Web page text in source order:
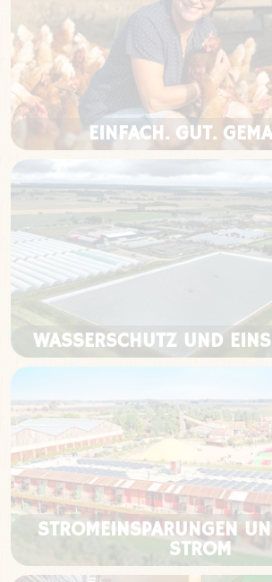
EINFACH. GUT.
WASSERSCHUTZ UND
STROMEINSPARUNGEN
STROM